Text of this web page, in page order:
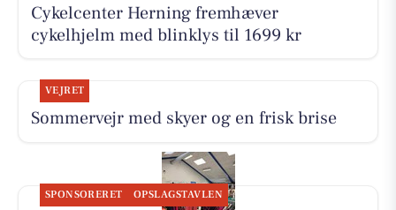
Cykelcenter Herning fremhæver
cykelhjelm med blinklys til 1699 kr
VEJRET
Sommervejr med skyer og en frisk brise
SPONSORERET OPSLAGSTAVLEN